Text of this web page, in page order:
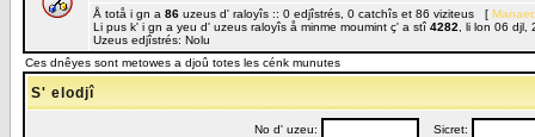
Å totå i gn a 86 uzeus d' raloyîs :: 0 edjîstrés, 0 catchîs et 86 viziteus [
Li pus k' i gn a yeu d' uzeus raloyîs å minme moumint ç' a stî 4282 , li lon 06
Uzeus edjîstrés: Nolu
Ces dnêyes sont metowes a djoû totes les cénk munutes
S' elodjî
No d' uzeu: Sicret: